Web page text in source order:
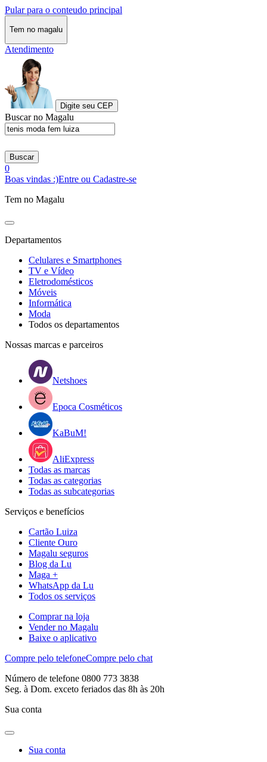
Pular para o conteudo principal
Tem no magalu
Atendimento
Digite seu CEP
Buscar no Magalu
Buscar
0
Boas vindas :)Entre ou Cadastre-se
Tem no Magalu
Departamentos
Celulares e Smartphones
TV e Vídeo
Eletrodomésticos
Móveis
Informática
Moda
Todos os departamentos
Nossas marcas e parceiros
Netshoes
Epoca Cosméticos
KaBuM!
AliExpress
Todas as marcas
Todas as categorias
Todas as subcategorias
Serviços e benefícios
Cartão Luiza
Cliente Ouro
Magalu seguros
Blog da Lu
Maga +
WhatsApp da Lu
Todos os serviços
Comprar na loja
Vender no Magalu
Baixe o aplicativo
Compre pelo telefoneCompre pelo chat
Número de telefone 0800 773 3838
Seg. à Dom. exceto feriados das 8h às 20h
Sua conta
Sua conta